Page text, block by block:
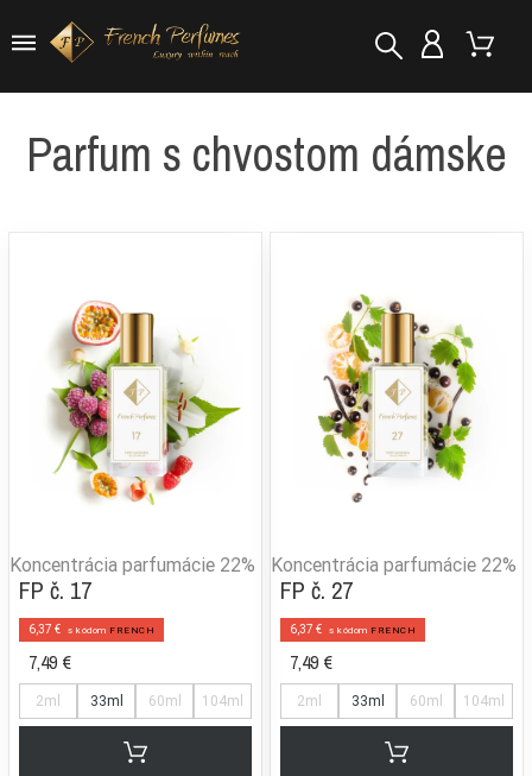
Parfum s chvostom dámske
Koncentrácia parfumácie 22%
FP č. 17
6,37 € s kódom FRENCH
7,49 €
2ml 33ml 60ml 104ml
Koncentrácia parfumácie 22%
FP č. 27
6,37 € s kódom FRENCH
7,49 €
2ml 33ml 60ml 104ml